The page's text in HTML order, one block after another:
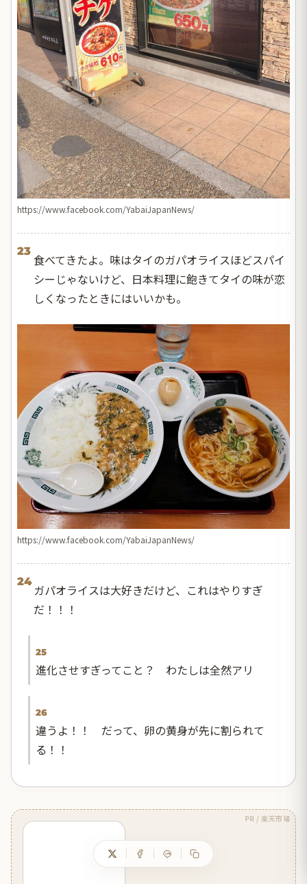
https://www.facebook.com/YabaiJapanNews/
23
食べてきたよ。味はタイのガパオライスほどスパイ
シーじゃないけど、日本料理に飽きてタイの味が恋
しくなったときにはいいかも。
https://www.facebook.com/YabaiJapanNews/
24
ガパオライスは大好きだけど、これはやりすぎ
だ！！！
25
進化させすぎってこと？ わたしは全然アリ
26
違うよ！！ だって、卵の黄身が先に割られて
る！！
PR / 楽天市場